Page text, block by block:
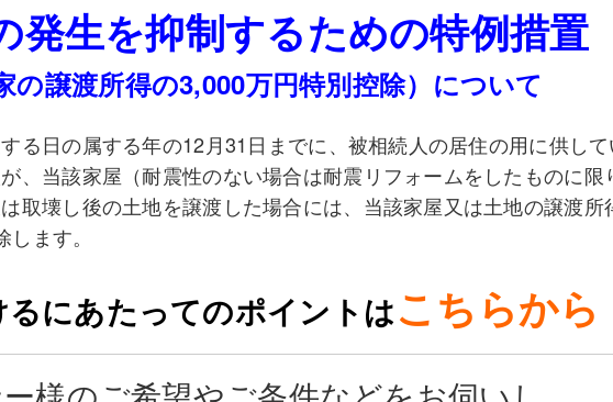
発生を抑制するための特例措置
の譲渡所得の3,000万円特別控除）について
る日の属する年の12月31日までに、被相続人の居住の用に供し
、当該家屋（耐震性のない場合は耐震リフォームをしたものに限
取壊し後の土地を譲渡した場合には、当該家屋又は土地の譲渡所
ます。
にあたってのポイントはこちらから